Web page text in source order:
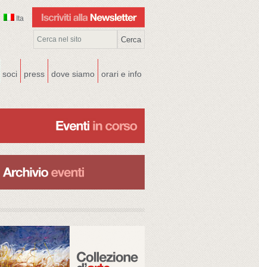
Ita
soci press dove siamo orari e info